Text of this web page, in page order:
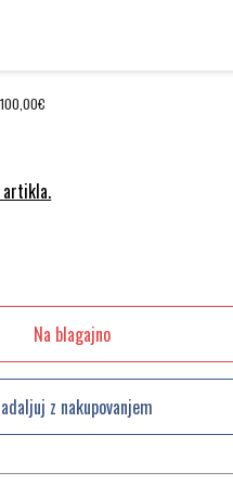
artikla.
Na blagajno
z nakupovanjem